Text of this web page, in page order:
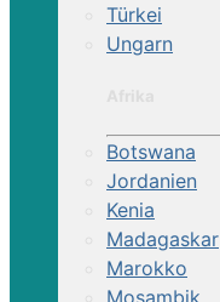
Türkei
Ungarn
Botswana
Jordanien
Kenia
Madagaskar
Marokko